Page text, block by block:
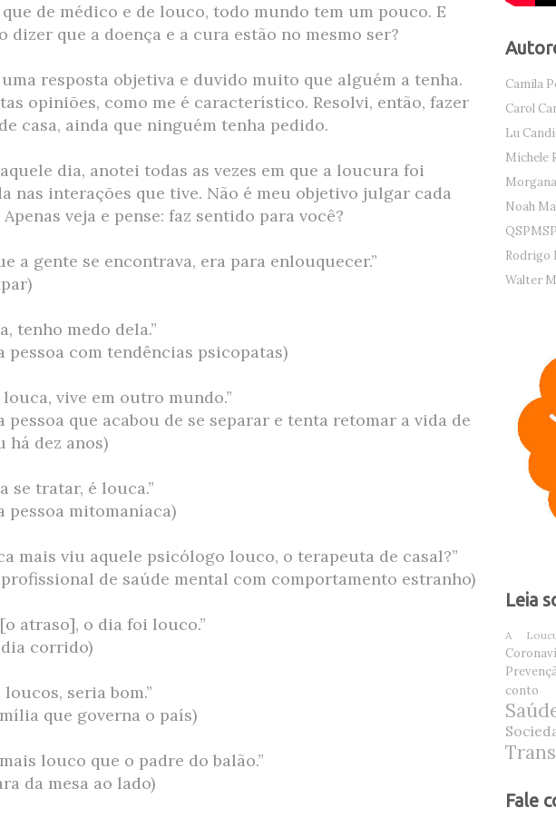
de médico e de louco, todo mundo tem um pouco. E
dizer que a doença e a cura estão no mesmo ser?
resposta objetiva e duvido muito que alguém a tenha.
opiniões, como me é característico. Resolvi, então, fazer
casa, ainda que ninguém tenha pedido.
dia, anotei todas as vezes em que a loucura foi
nas interações que tive. Não é meu objetivo julgar cada
veja e pense: faz sentido para você?
a gente se encontrava, era para enlouquecer.”
tenho medo dela.”
pessoa com tendências psicopatas)
louca, vive em outro mundo.”
pessoa que acabou de se separar e tenta retomar a vida de
há dez anos)
se tratar, é louca.”
pessoa mitomaníaca)
mais viu aquele psicólogo louco, o terapeuta de casal?”
de saúde mental com comportamento estranho)
atraso], o dia foi louco.”
corrido)
loucos, seria bom.”
que governa o país)
louco que o padre do balão.”
da mesa ao lado)
Camila
Carol
Lu
Michele
Noah
QSPMSP
Rodrigo
Walter
Leia
A
conto
Fale